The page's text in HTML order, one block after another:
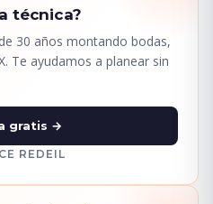
técnica?
30 años montando bodas,
Te ayudamos a planear sin
gratis →
REDEIL